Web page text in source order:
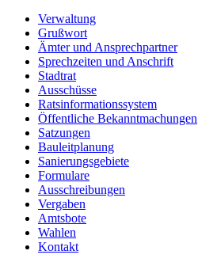
Verwaltung
Grußwort
Ämter und Ansprechpartner
Sprechzeiten und Anschrift
Stadtrat
Ausschüsse
Ratsinformationssystem
Öffentliche Bekanntmachungen
Satzungen
Bauleitplanung
Sanierungsgebiete
Formulare
Ausschreibungen
Vergaben
Amtsbote
Wahlen
Kontakt